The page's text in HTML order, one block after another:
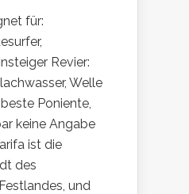
für:
Revier:
Welle
Poniente,
keine Angabe
ist die
des
und